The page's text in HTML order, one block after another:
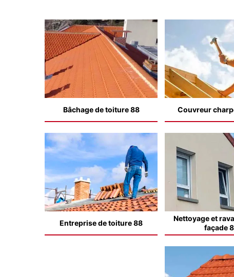
Bâchage de toiture 88 Couvreur
Entreprise de toiture 88
Nettoyage et
façade